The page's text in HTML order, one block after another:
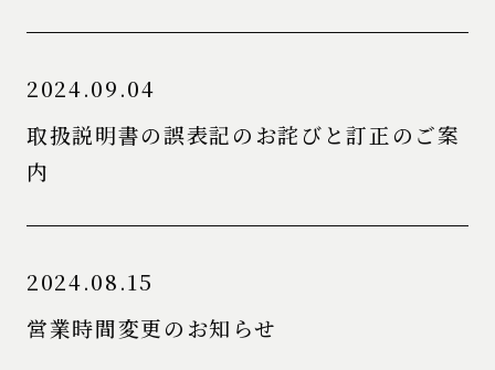
2024.09.04
取扱説明書の誤表記のお詫びと訂正のご案
内
2024.08.15
営業時間変更のお知らせ